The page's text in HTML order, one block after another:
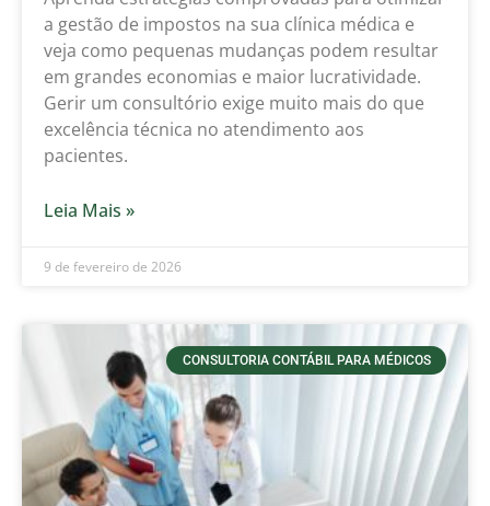
a gestão de impostos na sua clínica médica e
veja como pequenas mudanças podem resultar
em grandes economias e maior lucratividade.
Gerir um consultório exige muito mais do que
excelência técnica no atendimento aos
pacientes.
Leia Mais »
9 de fevereiro de 2026
CONSULTORIA CONTÁBIL PARA MÉDICOS